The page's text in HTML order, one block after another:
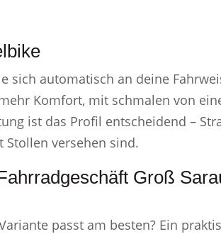
sich automatisch an deine
Komfort, mit schmalen von
ist das Profil entscheidend –
Stollen versehen sind.
Groß
passt am besten? Ein